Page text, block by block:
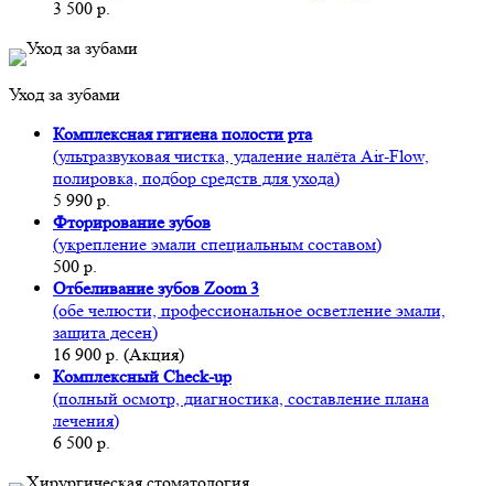
3 500 р.
Уход за зубами
Комплексная гигиена полости рта
(ультразвуковая чистка, удаление налёта Air-Flow,
полировка, подбор средств для ухода)
5 990 р.
Фторирование зубов
(укрепление эмали специальным составом)
500 р.
Отбеливание зубов Zoom 3
(обе челюсти, профессиональное осветление эмали,
защита десен)
16 900 р. (Акция)
Комплексный Check-up
(полный осмотр, диагностика, составление плана
лечения)
6 500 р.